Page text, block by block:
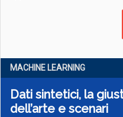
MACHINE LEARNING
Dati sintetici, la
dell’arte e scenari